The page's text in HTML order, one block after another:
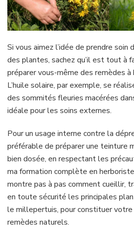
Si vous aimez l’idée de prendre
des plantes, sachez qu’il est tout à
préparer vous-même des remèdes
L’huile solaire, par exemple, se
des sommités fleuries macérées
idéale pour les soins externes.
Pour un usage interne contre la
préférable de préparer une teinture
bien dosée, en respectant les
ma formation complète en
montre pas à pas comment cueillir,
en toute sécurité les principales
le millepertuis, pour constituer
remèdes naturels.